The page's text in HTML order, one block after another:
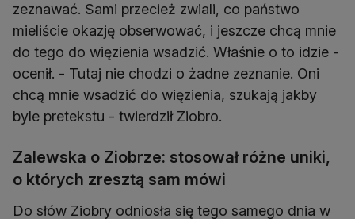
zeznawać. Sami przecież zwiali, co państwo
mieliście okazję obserwować, i jeszcze chcą mnie
do tego do więzienia wsadzić. Właśnie o to idzie -
ocenił. - Tutaj nie chodzi o żadne zeznanie. Oni
chcą mnie wsadzić do więzienia, szukają jakby
byle pretekstu - twierdził Ziobro.
Zalewska o Ziobrze: stosował różne uniki,
o których zresztą sam mówi
Do słów Ziobry odniosła się tego samego dnia w